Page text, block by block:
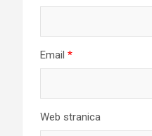
Email *
Web stranica